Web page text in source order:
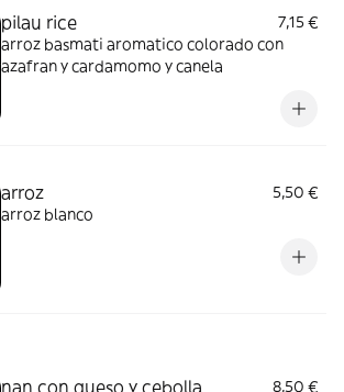
pilau rice
7,15 €
arroz basmati aromatico colorado con
azafran y cardamomo y canela
arroz
5,50 €
arroz blanco
nan con queso y cebolla 8,50 €